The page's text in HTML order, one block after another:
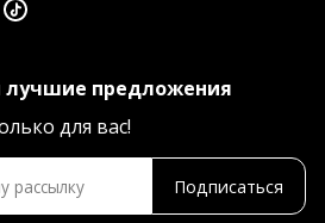
лучшие предложения
для вас!
Подписаться